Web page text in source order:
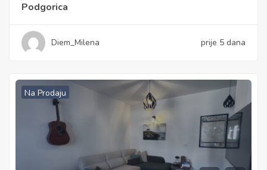
Podgorica
Diem_Milena prije 5 dana
Na Prodaju